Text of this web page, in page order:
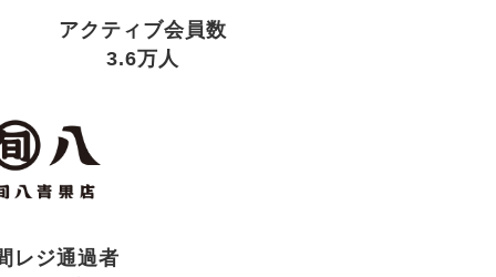
アクティブ会員数
3.6万人
レジ通過者